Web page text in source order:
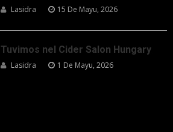
Lasidra 15 De Mayu, 2026
Tuvimos nel Cider Salon Hungary
Lasidra 1 De Mayu, 2026